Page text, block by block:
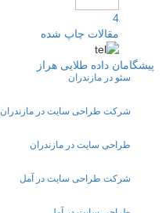
4
مقالات چاپ شده
پیشگامان داده طلایی هراز
سئو در مازندران
شرکت طراحی سایت در مازندران
طراحی سایت در مازندران
شرکت طراحی سایت در آمل